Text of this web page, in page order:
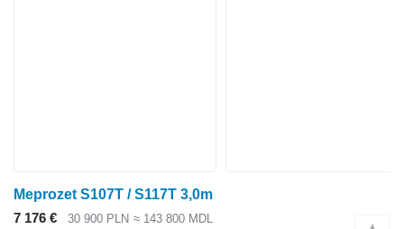
Meprozet S107T / S117T 3,0m
7 176 €
30 900 PLN ≈ 143 800 MDL